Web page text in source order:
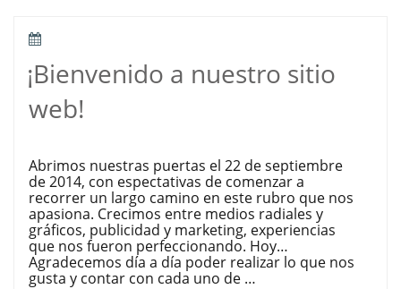
¡Bienvenido a nuestro sitio
web!
Abrimos nuestras puertas el 22 de septiembre
de 2014, con espectativas de comenzar a
recorrer un largo camino en este rubro que nos
apasiona. Crecimos entre medios radiales y
gráficos, publicidad y marketing, experiencias
que nos fueron perfeccionando. Hoy…
Agradecemos día a día poder realizar lo que nos
gusta y contar con cada uno de …